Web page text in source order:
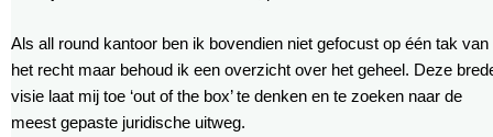
Als all round kantoor ben ik bovendien niet gefocust op één tak van
het recht maar behoud ik een overzicht over het geheel. Deze
visie laat mij toe ‘out of the box’ te denken en te zoeken naar de
meest gepaste juridische uitweg.